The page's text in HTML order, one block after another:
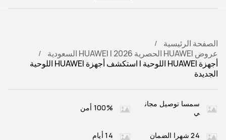
الصفحة الرئيسية
عروض HUAWEI الحصرية 2026 | HUAWEI السعودية
أجهزة HUAWEI اللوحية | استكشف أجهزة HUAWEI اللوحية
الجديدة
سمسا توصيل مجان
ي
100% أمن
24 شهرا الضمان 14 أيام